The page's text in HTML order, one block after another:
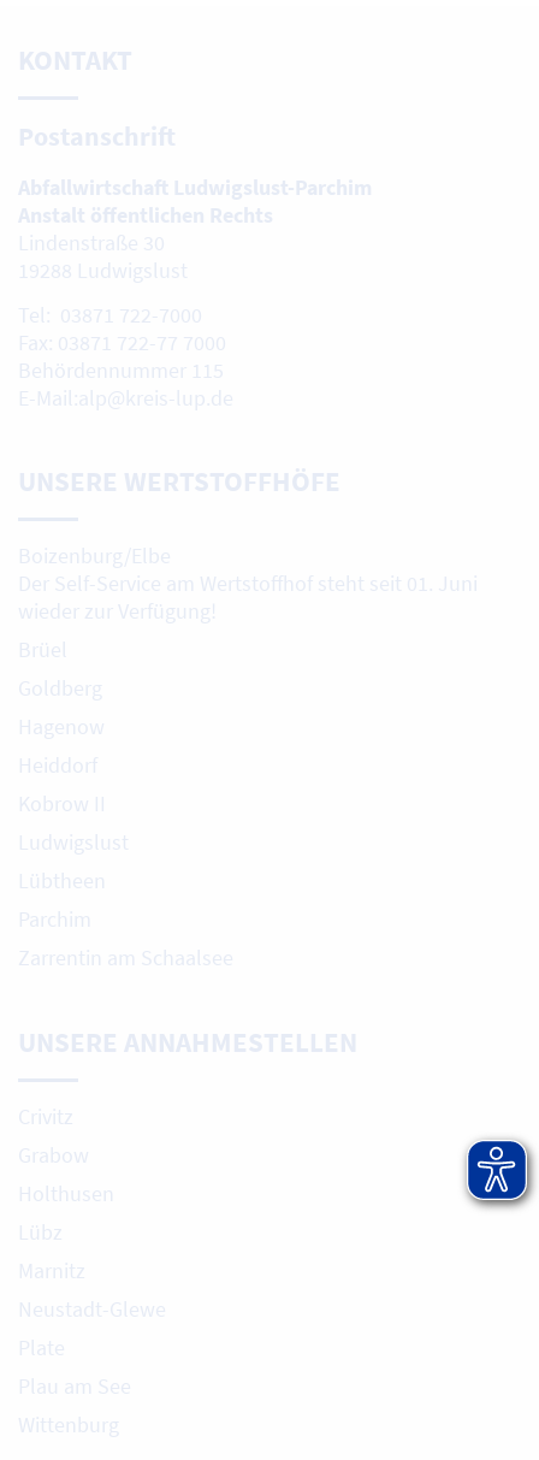
KONTAKT
Postanschrift
Abfallwirtschaft Ludwigslust-Parchim
Anstalt öffentlichen Rechts
Lindenstraße 30
19288 Ludwigslust
Tel: 03871 722-7000
Fax: 03871 722-77 7000
Behördennummer 115
E-Mail:alp@kreis-lup.de
UNSERE WERTSTOFFHÖFE
Boizenburg/Elbe
Der Self-Service am Wertstoffhof steht seit 01. Juni
wieder zur Verfügung!
Brüel
Goldberg
Hagenow
Heiddorf
Kobrow II
Ludwigslust
Lübtheen
Parchim
Zarrentin am Schaalsee
UNSERE ANNAHMESTELLEN
Crivitz
Grabow
Holthusen
Lübz
Marnitz
Neustadt-Glewe
Plate
Plau am See
Wittenburg